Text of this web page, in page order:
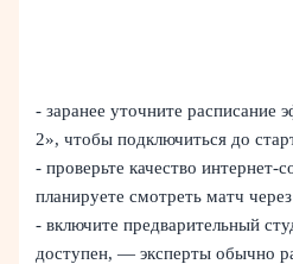
- заранее уточните
2», чтобы подключиться до
- проверьте качество интернет-
планируете смотреть матч
- включите предварительный
доступен, — эксперты обычно